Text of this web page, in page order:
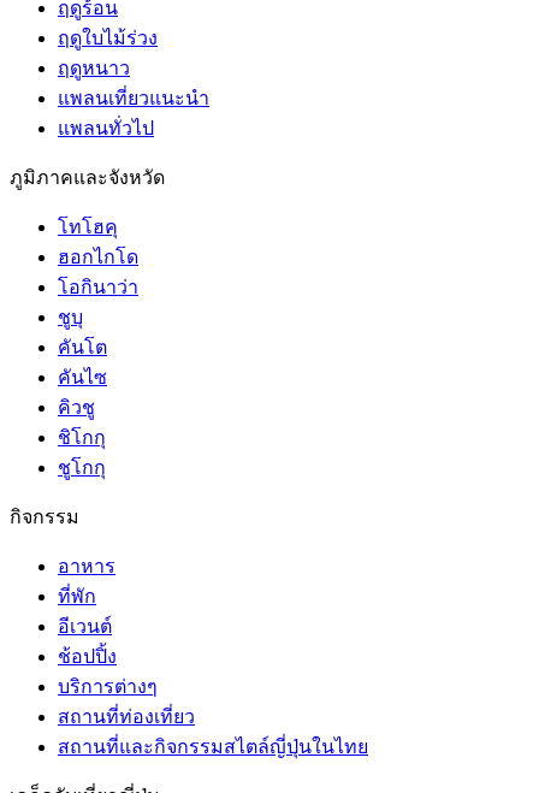
ฤดูร้อน
ฤดูใบไม้ร่วง
ฤดูหนาว
แพลนเที่ยวแนะนำ
แพลนทั่วไป
ภูมิภาคและจังหวัด
โทโฮคุ
ฮอกไกโด
โอกินาว่า
ชูบุ
คันโต
คันไซ
คิวชู
ชิโกกุ
ชูโกกุ
กิจกรรม
อาหาร
ที่พัก
อีเวนต์
ช้อปปิ้ง
บริการต่างๆ
สถานที่ท่องเที่ยว
สถานที่และกิจกรรมสไตล์ญี่ปุ่นในไทย